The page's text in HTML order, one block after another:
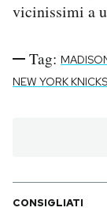
vicinissimi a
Tag:
NEW YORK KNICKS
CONSIGLIATI